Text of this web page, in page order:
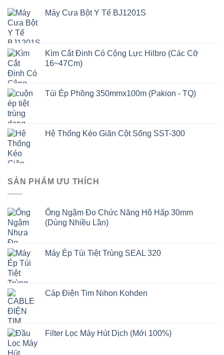
Máy Cưa Bột Y Tế BJ1201S
Kìm Cắt Đinh Có Cộng Lực Hilbro (Các Cỡ
16~47Cm)
Túi Ép Phồng 350mmx100m (Pakion - TQ)
Hệ Thống Kéo Giãn Cột Sống SST-300
SẢN PHẨM ƯU THÍCH
Ống Ngậm Đo Chức Năng Hô Hấp 30mm
(Dùng Nhiều Lần)
Máy Ép Túi Tiệt Trùng SEAL 320
Cáp Điện Tim Nihon Kohden
Filter Lọc Máy Hút Dịch (Mới 100%)